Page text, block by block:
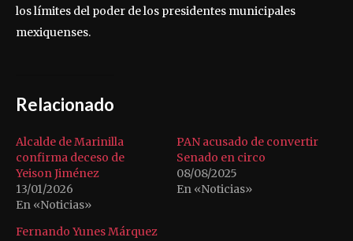
los límites del poder de los presidentes municipales
mexiquenses.
Relacionado
Alcalde de Marinilla
confirma deceso de
Yeison Jiménez
13/01/2026
En «Noticias»
PAN acusado de convertir
Senado en circo
08/08/2025
En «Noticias»
Fernando Yunes Márquez